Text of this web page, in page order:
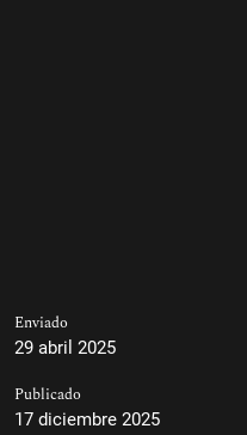
Enviado
29 abril 2025
Publicado
17 diciembre 2025